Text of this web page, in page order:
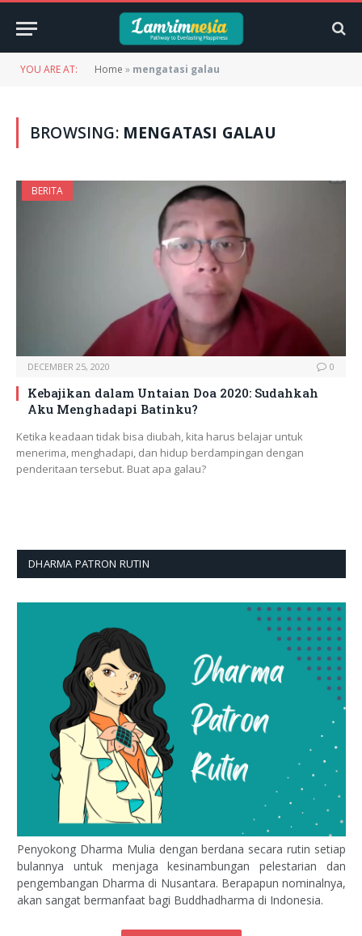
YOU ARE AT: Home » mengatasi galau
BROWSING: MENGATASI GALAU
BERITA
DECEMBER 25, 2020 0
Kebajikan dalam Untaian Doa 2020: Sudahkah
Aku Menghadapi Batinku?
Ketika keadaan tidak bisa diubah, kita harus belajar untuk
menerima, menghadapi, dan hidup berdampingan dengan
penderitaan tersebut. Buat apa galau?
DHARMA PATRON RUTIN
Penyokong Dharma Mulia dengan berdana secara rutin setiap
bulannya untuk menjaga kesinambungan pelestarian dan
pengembangan Dharma di Nusantara. Berapapun nominalnya,
akan sangat bermanfaat bagi Buddhadharma di Indonesia.